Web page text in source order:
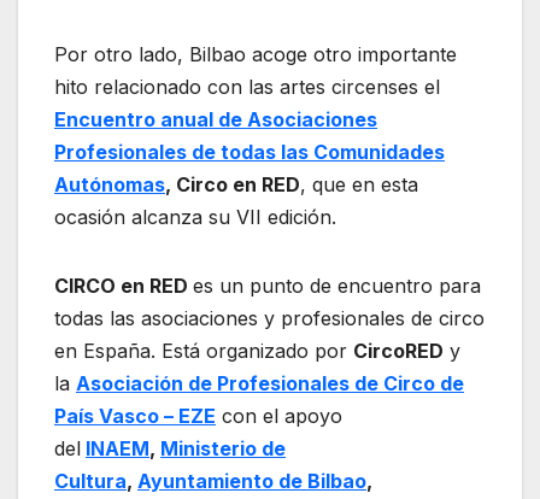
Por otro lado, Bilbao acoge otro importante
hito relacionado con las artes circenses el
Encuentro anual de Asociaciones
Profesionales de todas las Comunidades
Autónomas, Circo en RED, que en esta
ocasión alcanza su VII edición.
CIRCO en RED es un punto de encuentro para
todas las asociaciones y profesionales de circo
en España. Está organizado por CircoRED y
la Asociación de Profesionales de Circo de
País Vasco – EZE con el apoyo
del INAEM, Ministerio de
Cultura, Ayuntamiento de Bilbao,